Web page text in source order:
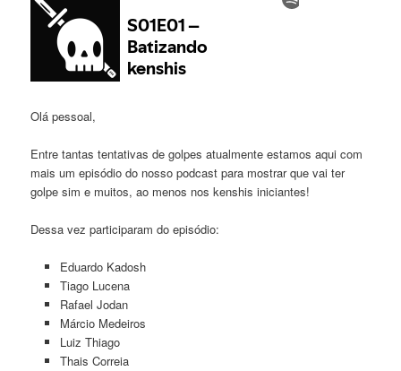
Olá pessoal,
Entre tantas tentativas de golpes atualmente estamos aqui com
mais um episódio do nosso podcast para mostrar que vai ter
golpe sim e muitos, ao menos nos kenshis iniciantes!
Dessa vez participaram do episódio:
Eduardo Kadosh
Tiago Lucena
Rafael Jodan
Márcio Medeiros
Luiz Thiago
Thais Correia